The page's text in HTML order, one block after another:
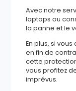
Avec notre
laptops ou
la panne et le
En plus, si
en fin de
cette
vous profitez
imprévus.